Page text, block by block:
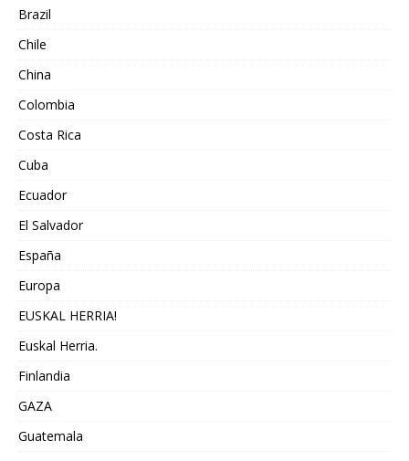
Brazil
Chile
China
Colombia
Costa Rica
Cuba
Ecuador
El Salvador
España
Europa
EUSKAL HERRIA!
Euskal Herria.
Finlandia
GAZA
Guatemala